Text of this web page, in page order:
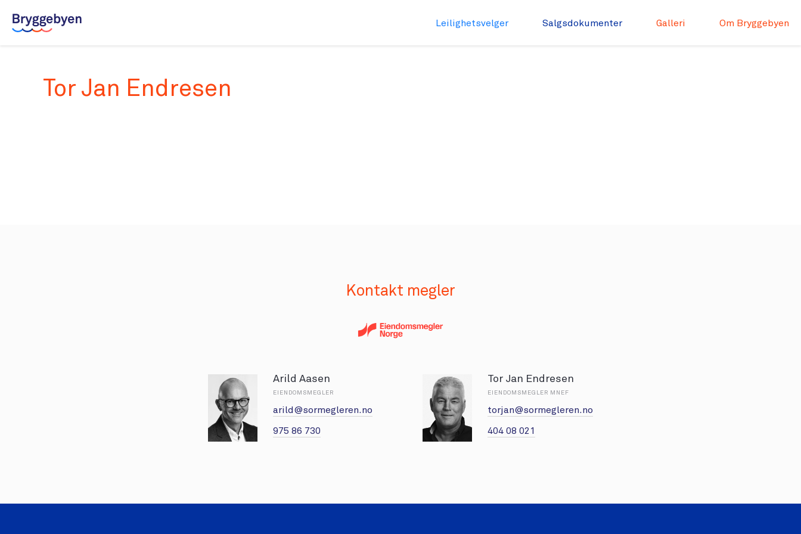
Leilighetsvelger Salgsdokumenter Galleri Om Bryggebyen
Tor Jan Endresen
Kontakt megler
Arild Aasen
EIENDOMSMEGLER
arild@sormegleren.no
975 86 730
Tor Jan Endresen
EIENDOMSMEGLER MNEF
torjan@sormegleren.no
404 08 021